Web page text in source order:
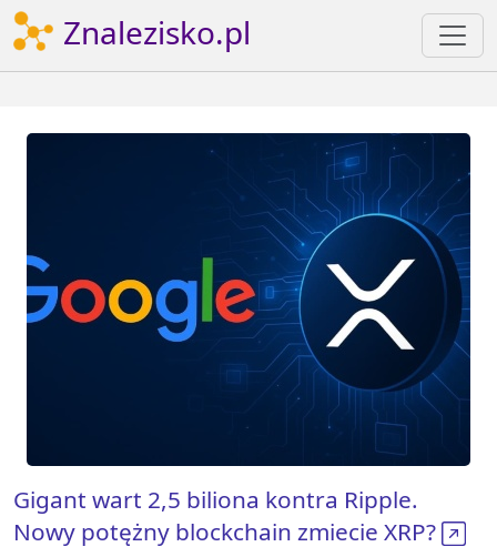
Znalezisko.pl
Gigant wart 2,5 biliona kontra Ripple.
Nowy potężny blockchain zmiecie XRP?